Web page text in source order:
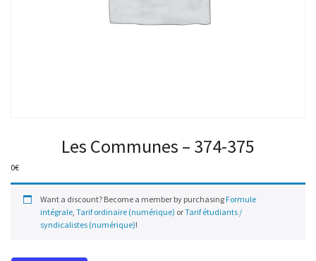
Les Communes – 374-375
0€
Want a discount? Become a member by purchasing Formule
intégrale, Tarif ordinaire (numérique) orTarif étudiants /
syndicalistes (numérique)!